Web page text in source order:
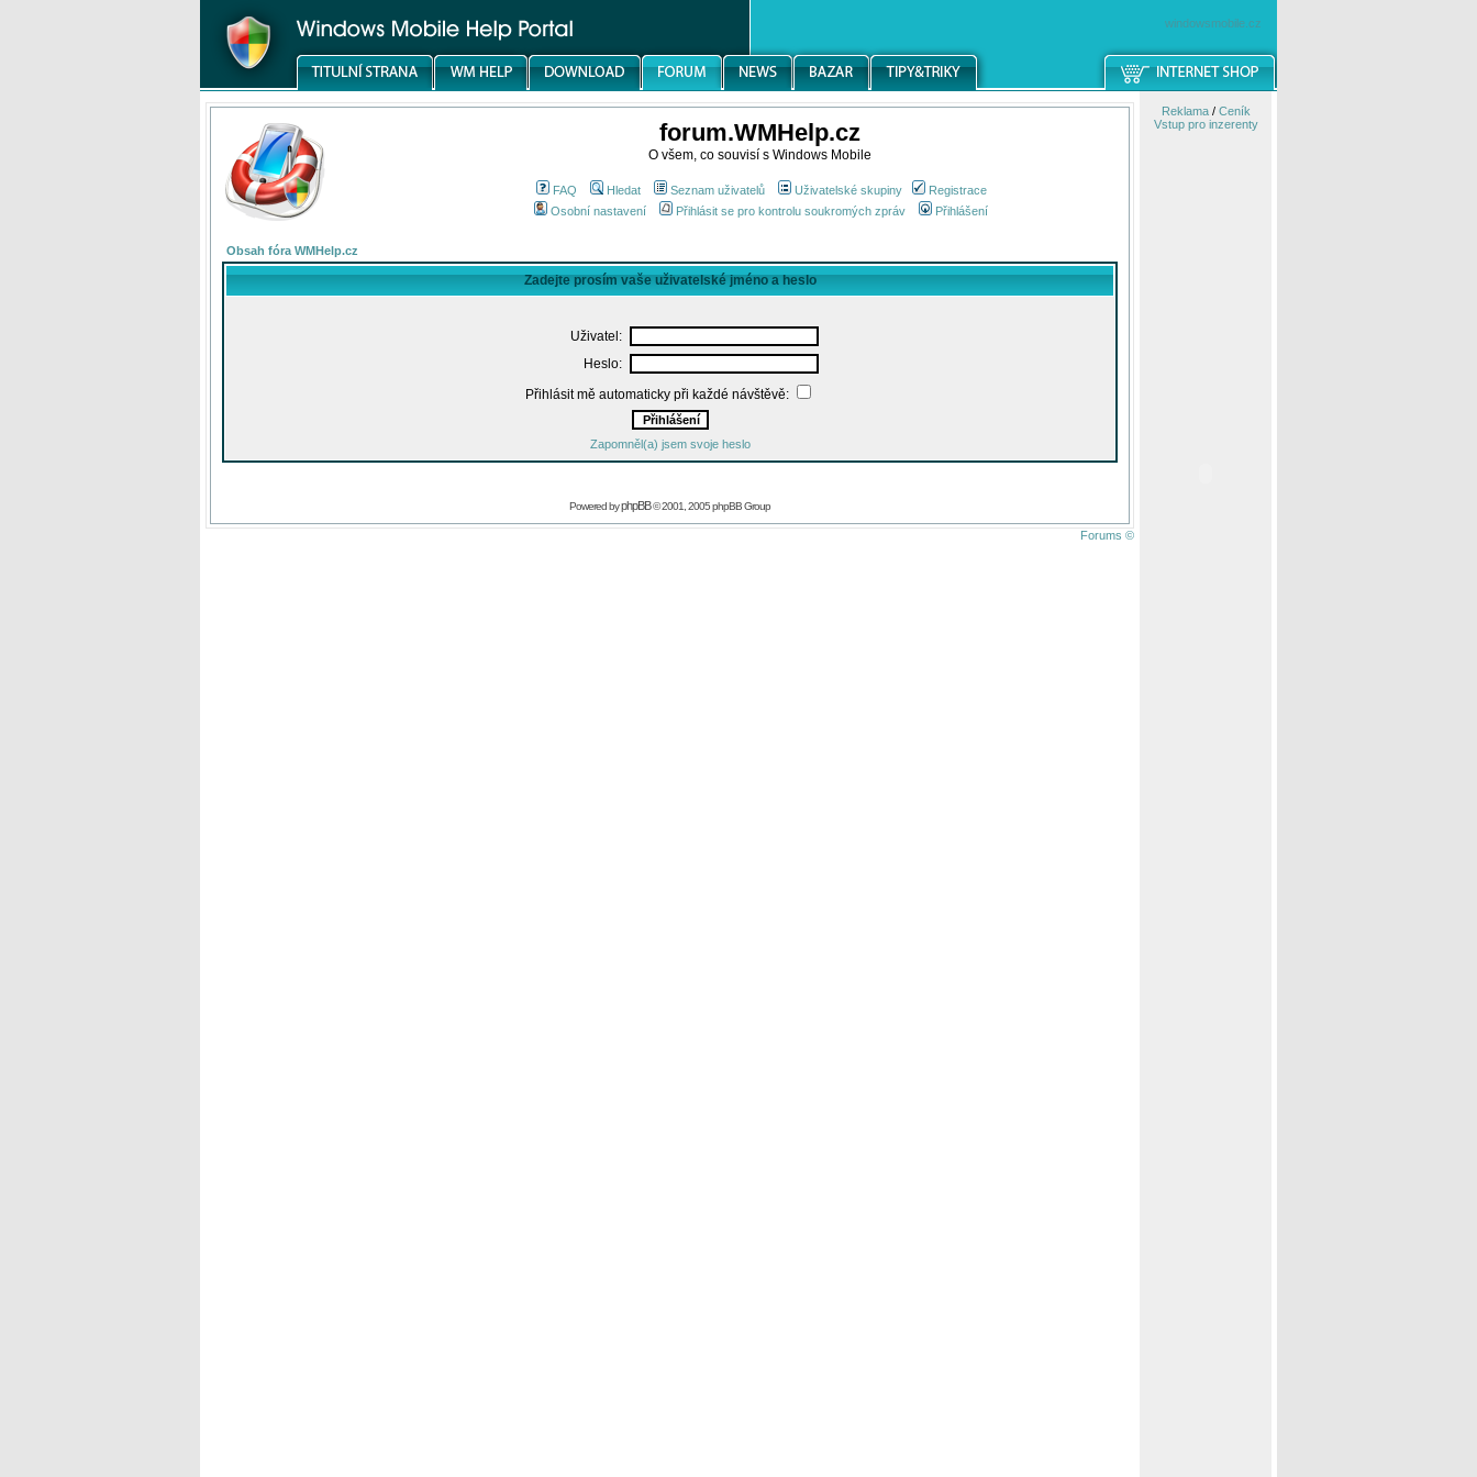
windowsmobile.cz
forum.WMHelp.cz
O všem, co souvisí s Windows Mobile
FAQ Hledat Seznam uživatelů Uživatelské skupiny
Registrace
Osobní nastavení
Přihlásit se pro kontrolu soukromých zpráv Přihlášení
Obsah fóra WMHelp.cz
Zadejte prosím vaše uživatelské jméno a heslo
Uživatel:
Heslo:
Přihlásit mě automaticky při každé návštěvě:
Zapomněl(a) jsem svoje heslo
Powered byphpBB© 2001, 2005 phpBB Group
Forums ©
Reklama/ Ceník
Vstup pro inzerenty